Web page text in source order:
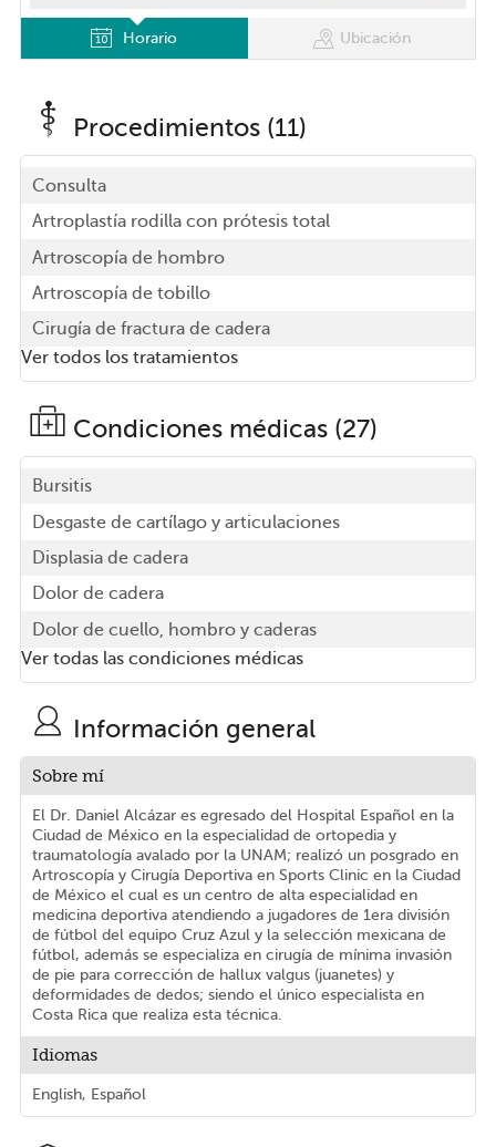
Horario Ubicación
Procedimientos (11)
Consulta
Artroplastía rodilla con prótesis total
Artroscopía de hombro
Artroscopía de tobillo
Cirugía de fractura de cadera
Ver todos los tratamientos
Condiciones médicas (27)
Bursitis
Desgaste de cartílago y articulaciones
Displasia de cadera
Dolor de cadera
Dolor de cuello, hombro y caderas
Ver todas las condiciones médicas
Información general
Sobre mí
El Dr. Daniel Alcázar es egresado del Hospital Español en la
Ciudad de México en la especialidad de ortopedia y
traumatología avalado por la UNAM; realizó un posgrado en
Artroscopía y Cirugía Deportiva en Sports Clinic en la Ciudad
de México el cual es un centro de alta especialidad en
medicina deportiva atendiendo a jugadores de 1era división
de fútbol del equipo Cruz Azul y la selección mexicana de
fútbol, además se especializa en cirugía de mínima invasión
de pie para corrección de hallux valgus (juanetes) y
deformidades de dedos; siendo el único especialista en
Costa Rica que realiza esta técnica.
Idiomas
English, Español